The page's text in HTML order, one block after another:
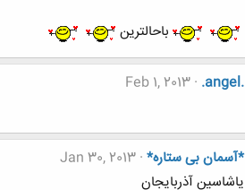
باحالترین
.angel.
Feb 1, 2013
*آسمان بی ستاره* Jan 30, 2013
یاشاسین آذربایجان